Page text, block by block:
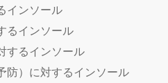
インソール
るインソール
するインソール
防）に対するインソール